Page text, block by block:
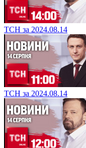
ТСН за 2024.08.14
ТСН за 2024.08.14